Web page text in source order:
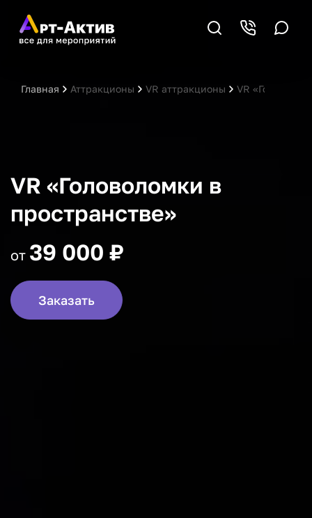
Главная Аттракционы VR аттракционы VR
VR «Головоломки в
пространстве»
от 39 000 ₽
Заказать